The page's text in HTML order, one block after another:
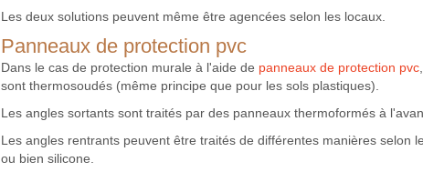
Les deux solutions peuvent même être agencées selon les locaux.
Panneaux de protection pvc
Dans le cas de protection murale à l'aide de panneaux de protection pvc
sont thermosoudés (même principe que pour les sols plastiques).
Les angles sortants sont traités par des panneaux thermoformés à
Les angles rentrants peuvent être traités de différentes manières selon
ou bien silicone.